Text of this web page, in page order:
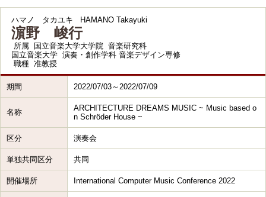
ハマノ タカユキ HAMANO Takayuki
濵野 峻行
所属
国立音楽大学大学院 音楽研究科
国立音楽大学 演奏・創作学科 音楽デザイン専修
職種 准教授
期間 2022/07/03～2022/07/09
名称
ARCHITECTURE DREAMS MUSIC ~ Music based o
n Schröder House ~
区分 演奏会
単独共同区分 共同
開催場所 International Computer Music Conference 2022